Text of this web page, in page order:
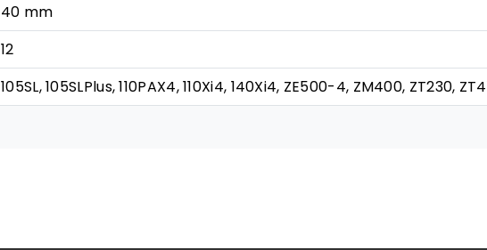
40 mm
12
105SL, 105SLPlus, 110PAX4, 110Xi4, 140Xi4, ZE500-4, ZM400, ZT230,